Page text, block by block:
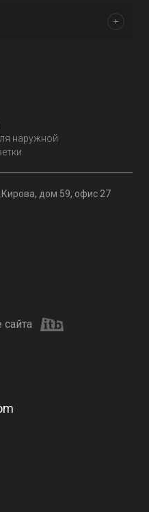
наружной
дом 59, офис 27